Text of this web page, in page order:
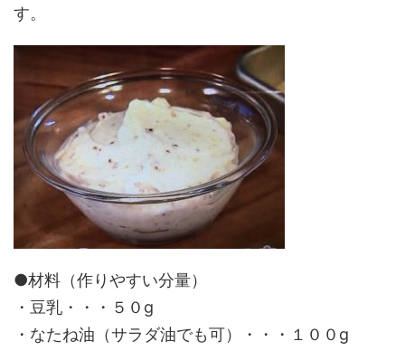
す。
●材料（作りやすい分量）
・豆乳・・・５０g
・なたね油（サラダ油でも可）・・・１００g